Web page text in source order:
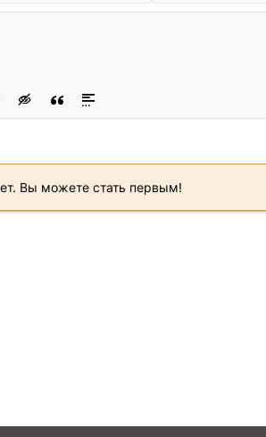
Вы можете стать первым!